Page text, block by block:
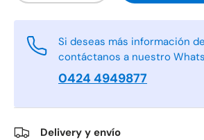
Si deseas más información
contáctanos a nuestro
0424 4949877
Delivery y envío